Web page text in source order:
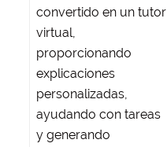
convertido en un tutor
virtual,
proporcionando
explicaciones
personalizadas,
ayudando con tareas
y generando